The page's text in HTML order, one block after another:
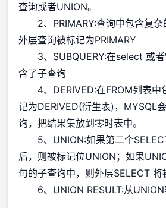
查询或者UNION。
2、PRIMARY:查询中包含复杂
外层查询被标记为PRIMARY
3、SUBQUERY:在select 或者
含了子查询
4、DERIVED:在FROM列表中
记为DERIVED(衍生表)，MYSQL
询，把结果集放到零时表中。
5、UNION:如果第二个
后，则被标记位UNION；如果
句的子查询中，则外层SELECT 将
6、UNION RESULT:从UNION